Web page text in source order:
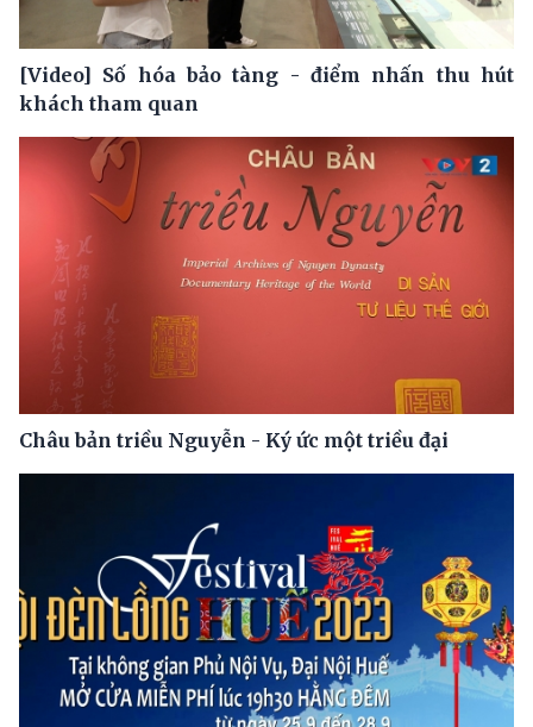
[Video] Số hóa bảo tàng - điểm nhấn thu hút
khách tham quan
Châu bản triều Nguyễn - Ký ức một triều đại